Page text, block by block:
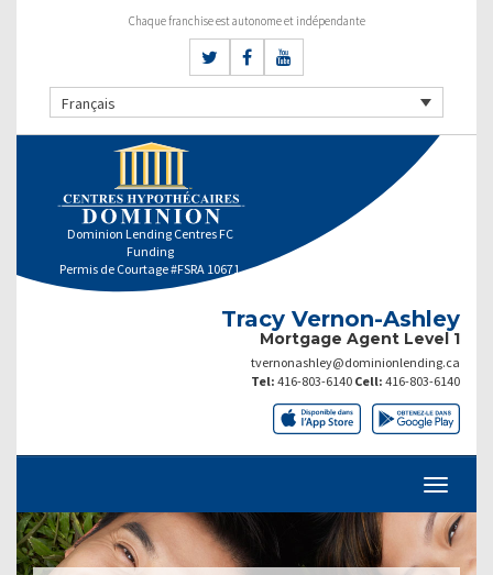
Chaque franchise est autonome et indépendante
Français
Dominion Lending Centres FC
Funding
Permis de Courtage #FSRA 10671
Tracy Vernon-Ashley
Mortgage Agent Level 1
tvernonashley@dominionlending.ca
Tel: 416-803-6140 Cell: 416-803-6140